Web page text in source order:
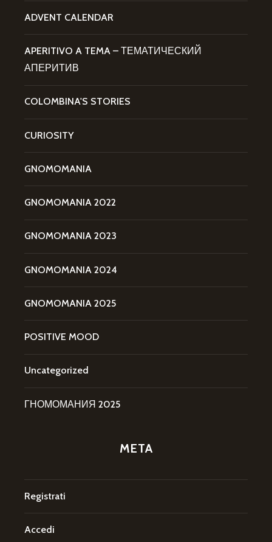
ADVENT CALENDAR
APERITIVO A TEMA – ТЕМАТИЧЕСКИЙ
АПЕРИТИВ
COLOMBINA'S STORIES
CURIOSITY
GNOMOMANIA
GNOMOMANIA 2022
GNOMOMANIA 2023
GNOMOMANIA 2024
GNOMOMANIA 2025
POSITIVE MOOD
Uncategorized
ГНОМОМАНИЯ 2025
META
Registrati
Accedi